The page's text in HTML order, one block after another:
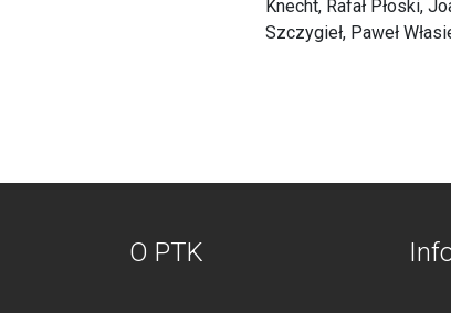
Knecht, Rafał Płoski,
Szczygieł, Paweł
O PTK